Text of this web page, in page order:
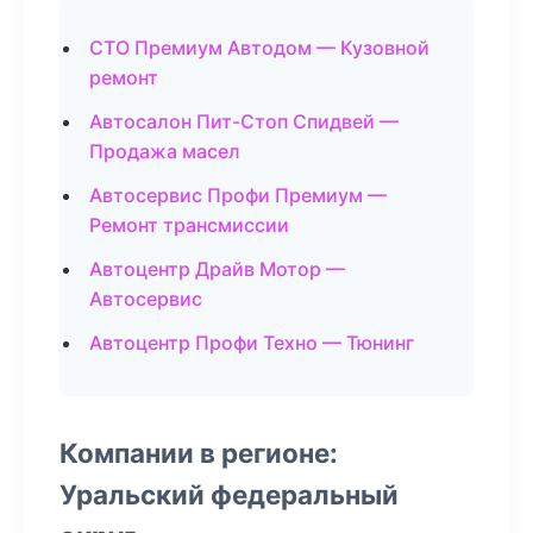
СТО Премиум Автодом — Кузовной
ремонт
Автосалон Пит-Стоп Спидвей —
Продажа масел
Автосервис Профи Премиум —
Ремонт трансмиссии
Автоцентр Драйв Мотор —
Автосервис
Автоцентр Профи Техно — Тюнинг
Компании в регионе:
Уральский федеральный